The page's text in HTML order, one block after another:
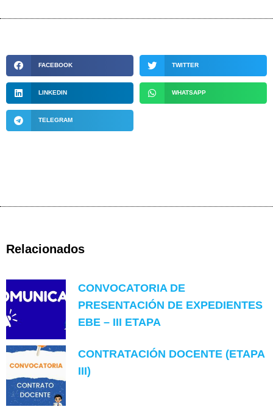
FACEBOOK TWITTER
LINKEDIN WHATSAPP
TELEGRAM
Relacionados
CONVOCATORIA DE
PRESENTACIÓN DE EXPEDIENTES
EBE – III ETAPA
CONTRATACIÓN DOCENTE (ETAPA
III)